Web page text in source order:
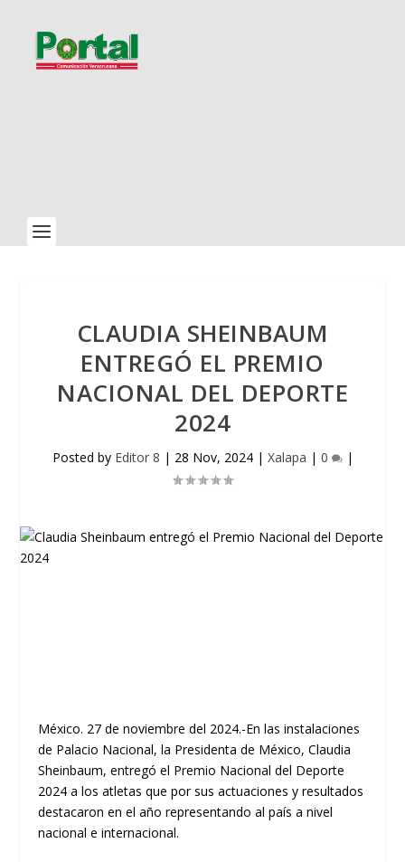
CLAUDIA SHEINBAUM
ENTREGÓ EL PREMIO
NACIONAL DEL DEPORTE
2024
Posted by Editor 8 | 28 Nov, 2024| Xalapa | 0 |
México. 27 de noviembre del 2024.-En las instalaciones
de Palacio Nacional, la Presidenta de México, Claudia
Sheinbaum, entregó el Premio Nacional del Deporte
2024 a los atletas que por sus actuaciones y resultados
destacaron en el año representando al país a nivel
nacional e internacional.